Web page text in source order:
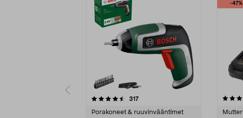
317arvostelut
Porakoneet & ruuvinvääntimet
-47%
4.0 viidestä